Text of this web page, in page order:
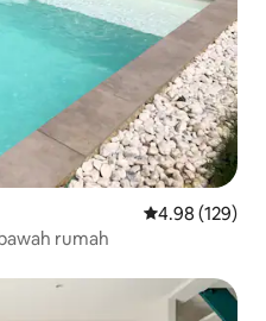
Penarafan
4.98 (129)
rumah